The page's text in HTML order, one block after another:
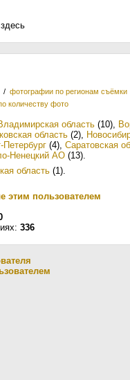
/ фотографии по регионам съёмки
количеству фото
область (10),
область (2),
Петербург (4), Саратовская
Ненецкий АО (13).
область (1).
этим пользователем
336